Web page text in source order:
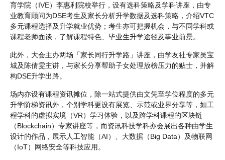
育学院（IVE）李惠利院校举行，设有选科策略及学科讲座，由专
业教育顾问为DSE考生及家长分析升学数据及选科策略，介绍VTC
多元课程选择及升学就业优势；考生亦可把握机会，与不同学科或
课程老师面谈，了解课程特色、毕业生升学途径及事业前景。
此外，大会主办两场「家长同行升学路」讲座，由学友社专家吴宝
城及陈倩雯主讲，与家长分享帮助子女处理放榜压力的贴士，并解
构DSE升学出路。
场内亦设有课程资讯摊位，除一站式提供由文凭至学位程度的多元
升学阶梯资讯外，个别学科更设有展览、示范或业界分享等，如工
程学科的虚拟实境（VR）学习体验，以及跨学科课程的区块链
（Blockchain）专家讲座等，而资讯科技学科亦会展出各种由学生
设计的作品，展示人工智能（AI）、大数据（Big Data）及物联网
（IoT）网络安全等科技应用。